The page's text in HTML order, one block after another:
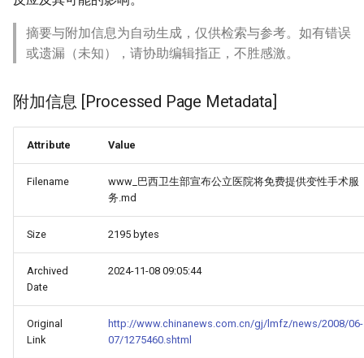
摘要与附加信息为自动生成，仅供检索与参考。如有错误
或遗漏（未知），请协助编辑指正，不胜感激。
附加信息 [Processed Page Metadata]
Attribute Value
Filename
www_巴西卫生部宣布公立医院将免费提供变性手术服
务.md
Size 2195 bytes
Archived
Date
2024-11-08 09:05:44
Original
Link
http://www.chinanews.com.cn/gj/lmfz/news/2008/06-
07/1275460.shtml